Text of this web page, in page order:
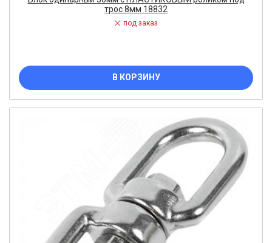
трос 8мм 18832
под заказ
В КОРЗИНУ